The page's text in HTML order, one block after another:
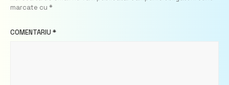
marcate cu *
COMENTARIU *